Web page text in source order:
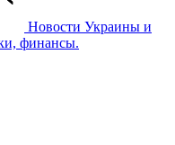
Новости Украины и
финансы.